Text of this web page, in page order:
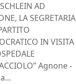
AD
LA SEGRETARIA
IN VISITA
Agnone -